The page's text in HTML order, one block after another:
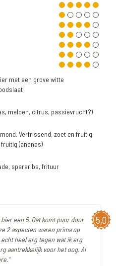
met een grove witte
meloen, citrus, passievrucht?)
Verfrissend, zoet en fruitig.
(ananas)
spareribs, frituur
5,0
een 5. Dat komt puur door
2 aspecten waren prima op
heel erg tegen wat ik erg
aantrekkelijk voor het oog. Al